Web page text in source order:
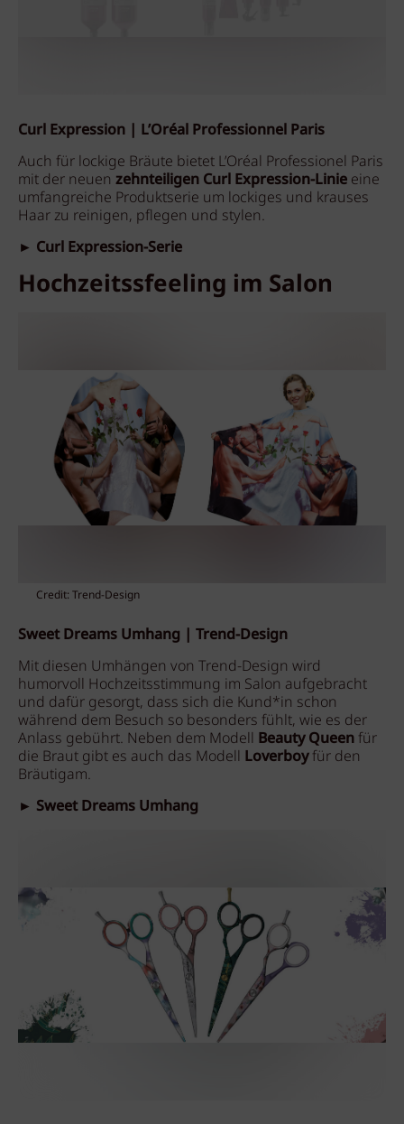
Curl Expression | L’Oréal Professionnel Paris
Auch für lockige Bräute bietet L’Oréal Professionel Paris
mit der neuen zehnteiligen Curl Expression-Linie eine
umfangreiche Produktserie um lockiges und krauses
Haar zu reinigen, pflegen und stylen.
► Curl Expression-Serie
Hochzeitssfeeling im Salon
Credit: Trend-Design
Sweet Dreams Umhang | Trend-Design
Mit diesen Umhängen von Trend-Design wird
humorvoll Hochzeitsstimmung im Salon aufgebracht
und dafür gesorgt, dass sich die Kund*in schon
während dem Besuch so besonders fühlt, wie es der
Anlass gebührt. Neben dem Modell Beauty Queen für
die Braut gibt es auch das Modell Loverboyfür den
Bräutigam.
► Sweet Dreams Umhang